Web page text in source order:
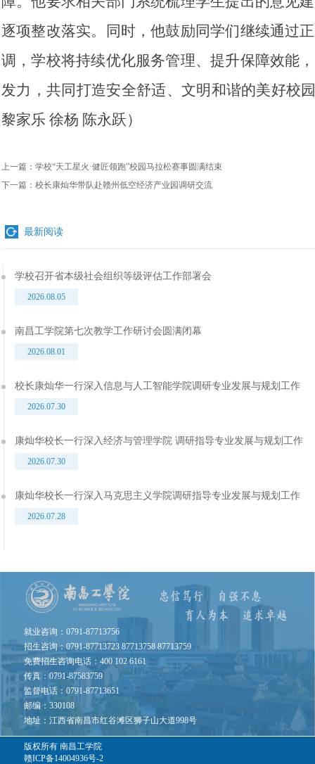
逐项整改落实。同时，他鼓励同学们继续通过
调，学校将持续优化服务管理、提升保障效能
发力，共同打造安全舒适、文明和谐的美好校
黎家乐 徐杨 陈永跃）
上一篇： 学校“天工星火·健匠领跑”校园马拉松赛事圆满结束
下一篇： 校长康灿华带队赴赣州低空经济产业园调研交流
最新阅读
学校召开省本级社会组织等级评估工作部署会
2026.08.05
南昌工学院第七次教学工作研讨会圆满闭幕
2026.08.01
校长康灿华一行深入信息与人工智能学院调研专业发展与规划工作
2026.07.30
康灿华校长一行深入经济与管理学院 调研指导专业发展与规划工作
2026.07.30
康灿华校长一行深入马克思主义学院调研指导专业发展与规划工作
2026.07.28
就业咨询：0791-87713756
招生咨询：0791-87713723 87713758 87713759
免费招生咨询电话：400 102 6161
传真：0791-87583759
监督电话：0791-87713651
邮编：330108
地址：江西省南昌市红谷滩区狮子山大道998号
版权所有 南昌工学院
赣ICP备14004936号-2